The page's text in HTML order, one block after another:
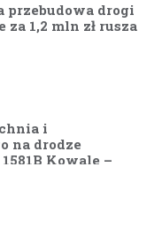
przebudowa drogi
za 1,2 mln zł rusza
i
na drodze
Kowale –